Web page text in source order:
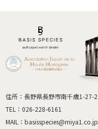
住所：長野県長野市南千歳1-27-2
TEL： 026-228-6161
MAIL： basisspecies@miya1.co.jp